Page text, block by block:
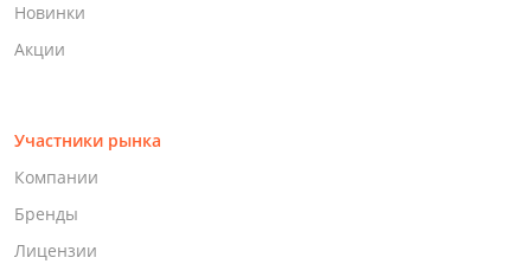
Новинки
Акции
Участники рынка
Компании
Бренды
Лицензии